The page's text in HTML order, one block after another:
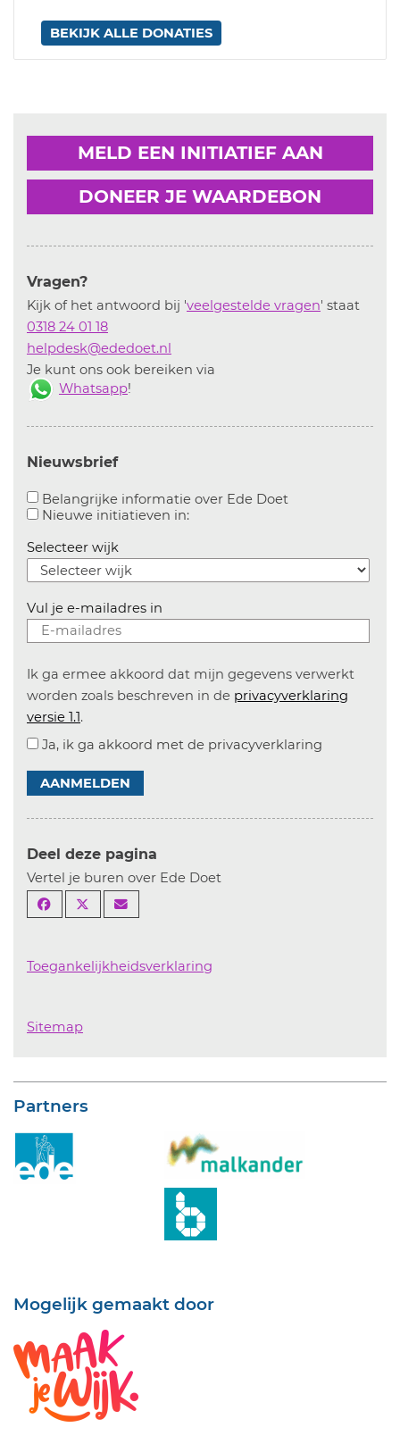
BEKIJK ALLE DONATIES
MELD EEN INITIATIEF AAN
DONEER JE WAARDEBON
Vragen?
Kijk of het antwoord bij 'veelgestelde vragen' staat
0318 24 01 18
helpdesk@ededoet.nl
Je kunt ons ook bereiken via
Whatsapp!
Nieuwsbrief
Belangrijke informatie over Ede Doet
Nieuwe initiatieven in:Aanvinken om informatie over
Selecteer wijk
Vul je e-mailadres in
Ik ga ermee akkoord dat mijn gegevens verwerkt
worden zoals beschreven in de privacyverklaring
versie 1.1.
Ja, ik ga akkoord met de privacyverklaring
AANMELDEN
Deel deze pagina
Vertel je buren over Ede Doet
Toegankelijkheidsverklaring
Sitemap
Partners
Mogelijk gemaakt door